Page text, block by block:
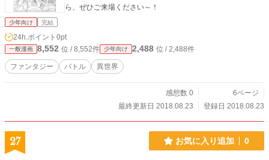
ら、ぜひご来場ください～！
少年向け 完結
24h.ポイント 0pt
一般漫画 8,552 位 / 8,552件 少年向け 2,488 位 / 2,488件
ファンタジー バトル 異世界
感想数 0
6ページ
最終更新日 2018.08.23
登録日 2018.08.23
27 お気に入り追加 0